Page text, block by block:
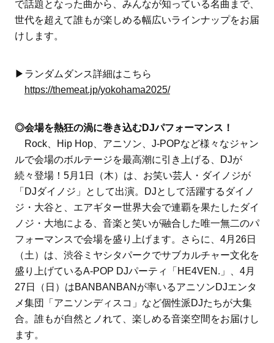
で話題となった曲から、みんなが知っている名曲まで、
世代を超えて誰もが楽しめる幅広いラインナップをお届
けします。
▶︎ランダムダンス詳細はこちら
https://themeat.jp/yokohama2025/
◎会場を熱狂の渦に巻き込むDJパフォーマンス！
Rock、Hip Hop、アニソン、J-POPなど様々なジャン
ルで会場のボルテージを最高潮に引き上げる、DJが
続々登場！5月1日（木）は、お笑い芸人・ダイノジが
「DJダイノジ」として出演。DJとして活躍するダイノ
ジ・大谷と、エアギター世界大会で連覇を果たしたダイ
ノジ・大地による、音楽と笑いが融合した唯一無二のパ
フォーマンスで会場を盛り上げます。さらに、4月26日
（土）は、渋谷ミヤシタパークでサブカルチャー文化を
盛り上げているA-POP DJパーティ「HE4VEN.」、4月
27日（日）はBANBANBANが率いるアニソンDJエンタ
メ集団「アニソンディスコ」など個性派DJたちが大集
合。誰もが自然とノれて、楽しめる音楽空間をお届けし
ます。